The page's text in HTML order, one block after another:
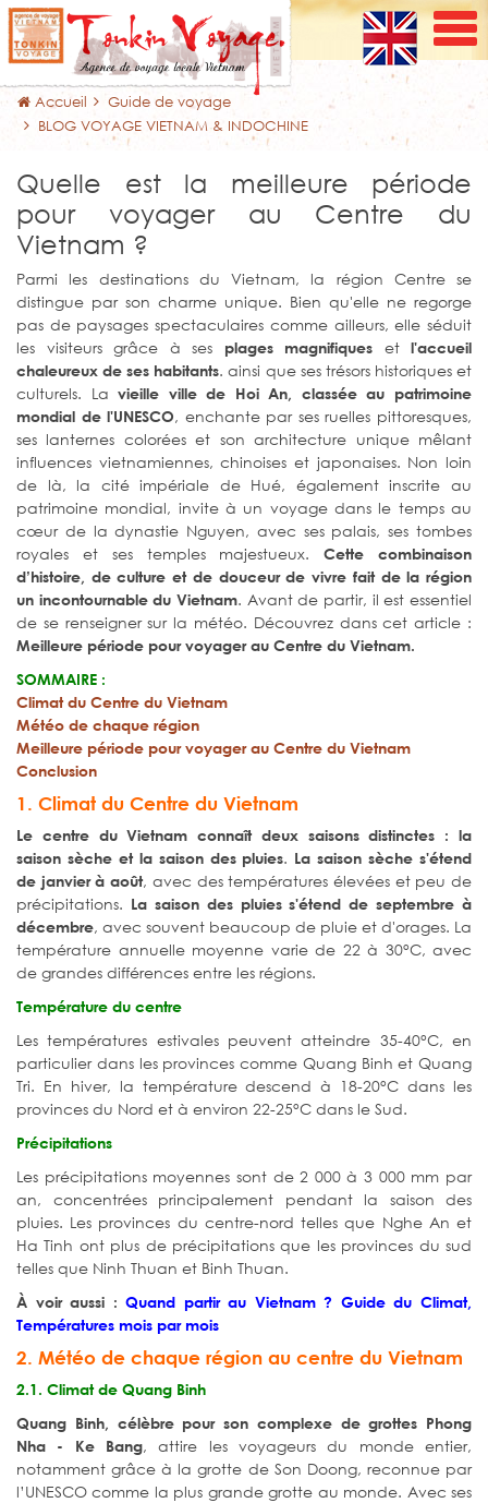
Accueil
Guide de voyage
BLOG VOYAGE VIETNAM & INDOCHINE
Quelle est la meilleure période
pour voyager au Centre du
Vietnam ?
Parmi les destinations du Vietnam, la région Centre se
distingue par son charme unique. Bien qu'elle ne regorge
pas de paysages spectaculaires comme ailleurs, elle séduit
les visiteurs grâce à ses
plages magnifiques et l'accueil
chaleureux de ses habitants. ainsi que ses trésors historiques et
culturels. Lavieille ville de Hoi An, classée au patrimoine
mondial de l'UNESCO, enchante par ses ruelles pittoresques,
ses lanternes colorées et son architecture unique mêlant
influences vietnamiennes, chinoises et japonaises. Non loin
de là, la cité impériale de Hué, également inscrite au
patrimoine mondial, invite à un voyage dans le temps au
cœur de la dynastie Nguyen, avec ses palais, ses tombes
royales et ses temples majestueux.Cette combinaison
d’histoire, de culture et de douceur de vivre fait de la région
un incontournable du Vietnam. Avant de partir, il est essentiel
de se renseigner sur la météo. Découvrez dans cet article :
Meilleure période pour voyager au Centre du Vietnam.
SOMMAIRE :
Climat du Centre du Vietnam
Météo de chaque région
Meilleure période pour voyager au Centre du Vietnam
Conclusion
1. Climat du Centre du Vietnam
Le centre du Vietnam connaît deux saisons distinctes : la
saison sèche et la saison des pluies. La saison sèche s'étend
de janvier à août, avec des températures élevées et peu de
précipitations. La saison des pluies s'étend de septembre à
décembre, avec souvent beaucoup de pluie et d'orages. La
température annuelle moyenne varie de 22 à 30°C, avec
de grandes différences entre les régions.
Température du centre
Les températures estivales peuvent atteindre 35-40°C, en
particulier dans les provinces comme Quang Binh et Quang
Tri. En hiver, la température descend à 18-20°C dans les
provinces du Nord et à environ 22-25°C dans le Sud.
Précipitations
Les précipitations moyennes sont de 2 000 à 3 000 mm par
an, concentrées principalement pendant la saison des
pluies. Les provinces du centre-nord telles que Nghe An et
Ha Tinh ont plus de précipitations que les provinces du sud
telles que Ninh Thuan et Binh Thuan.
À voir aussi : Quand partir au Vietnam ? Guide du Climat,
Températures mois par mois
2. Météo de chaque région au centre du Vietnam
2.1. Climat de Quang Binh
Quang Binh, célèbre pour son complexe de grottes Phong
Nha - Ke Bang, attire les voyageurs du monde entier,
notamment grâce à la grotte de Son Doong, reconnue par
l’UNESCO comme la plus grande grotte au monde. Avec ses